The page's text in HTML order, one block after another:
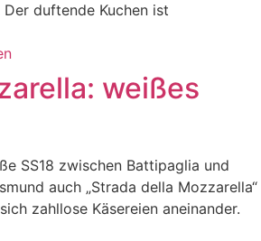
duftende Kuchen ist
weißes
SS18 zwischen Battipaglia und
auch „Strada della Mozzarella“
zahllose Käsereien aneinander.